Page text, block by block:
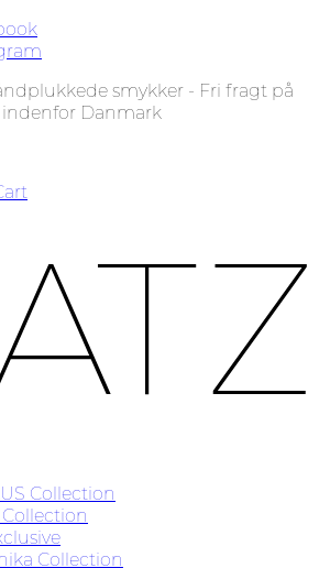
smykker - Fri fragt på
Danmark
Collection
Collection